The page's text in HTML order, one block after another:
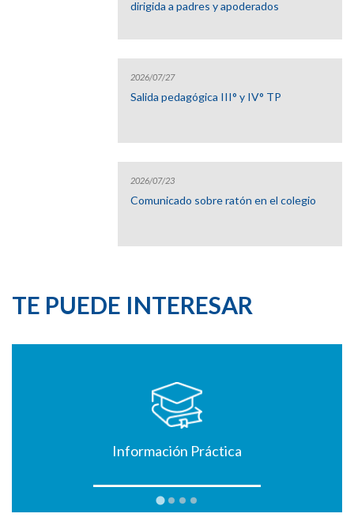
dirigida a padres y apoderados
2026/07/27
Salida pedagógica III° y IV° TP
2026/07/23
Comunicado sobre ratón en el colegio
TE PUEDE INTERESAR
Información Práctica